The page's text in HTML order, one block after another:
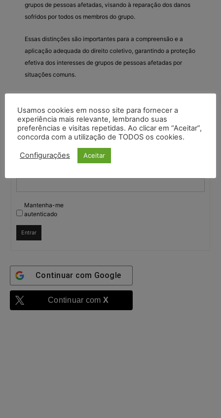
grupos de pessoas afetadas, visando à reparação dos danos
sofridos por todos os membros do grupo.
Essas distinções são importantes para a compreensão e a
aplicação adequada do direito coletivo, garantindo a proteção
efetiva dos interesses de grupos de pessoas afetadas por
situações comuns.
Você deve fazer login para responder a este tópico.
Nome de usuário:
Mantenha-me
autenticado
Entrar
Continuar com Google
Continuar com X
Usamos cookies em nosso site para fornecer a
experiência mais relevante, lembrando suas
preferências e visitas repetidas. Ao clicar em “Aceitar”,
concorda com a utilização de TODOS os cookies.
Configurações Aceitar